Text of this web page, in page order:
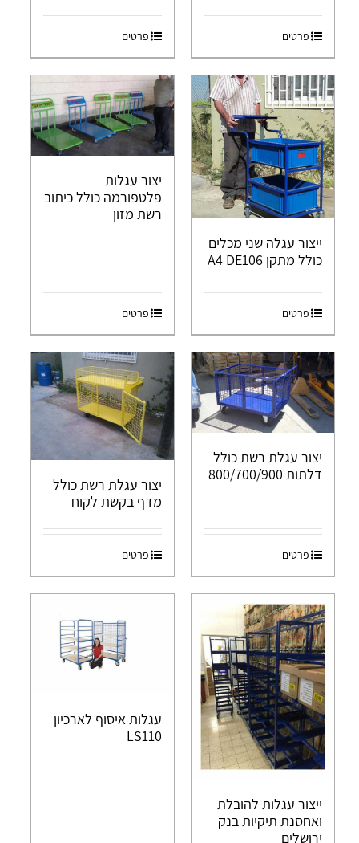
פרטים פרטים
ייצור עגלה שני מכלים
כולל מתקן A4 DE106
פרטים
יצור עגלות
פלטפורמה כולל כיתוב
רשת מזון
פרטים
יצור עגלת רשת כולל
דלתות 800/700/900
פרטים
יצור עגלת רשת כולל
מדף בקשת לקוח
פרטים
ייצור עגלות להובלת
ואחסנת תיקיות בנק
ירושלים
עגלות איסוף לארכיון
LS110